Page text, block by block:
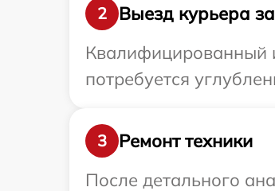
2
Выезд курьера
Квалифицированный
потребуется
3
Ремонт техники
После детального